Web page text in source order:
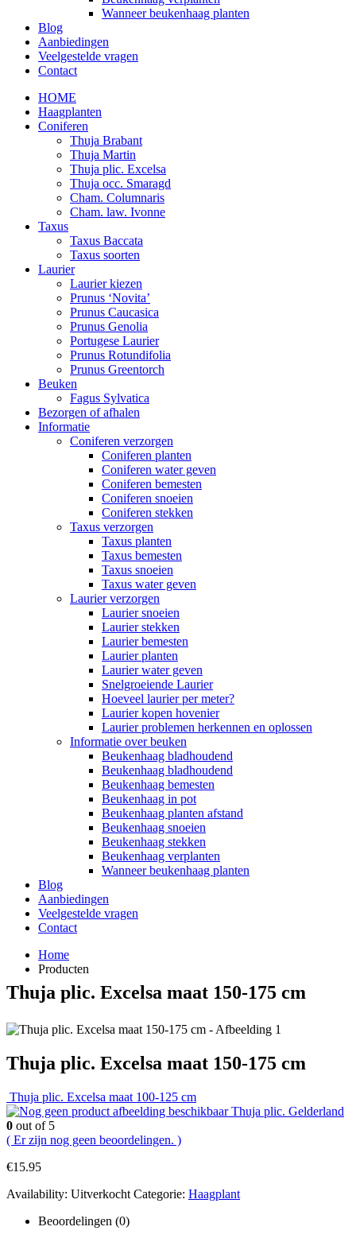
Wanneer beukenhaag planten
Blog
Aanbiedingen
Veelgestelde vragen
Contact
HOME
Haagplanten
Coniferen
Thuja Brabant
Thuja Martin
Thuja plic. Excelsa
Thuja occ. Smaragd
Cham. Columnaris
Cham. law. Ivonne
Taxus
Taxus Baccata
Taxus soorten
Laurier
Laurier kiezen
Prunus ‘Novita’
Prunus Caucasica
Prunus Genolia
Portugese Laurier
Prunus Rotundifolia
Prunus Greentorch
Beuken
Fagus Sylvatica
Bezorgen of afhalen
Informatie
Coniferen verzorgen
Coniferen planten
Coniferen water geven
Coniferen bemesten
Coniferen snoeien
Coniferen stekken
Taxus verzorgen
Taxus planten
Taxus bemesten
Taxus snoeien
Taxus water geven
Laurier verzorgen
Laurier snoeien
Laurier stekken
Laurier bemesten
Laurier planten
Laurier water geven
Snelgroeiende Laurier
Hoeveel laurier per meter?
Laurier kopen hovenier
Laurier problemen herkennen en oplossen
Informatie over beuken
Beukenhaag bladhoudend
Beukenhaag bladhoudend
Beukenhaag bemesten
Beukenhaag in pot
Beukenhaag planten afstand
Beukenhaag snoeien
Beukenhaag stekken
Beukenhaag verplanten
Wanneer beukenhaag planten
Blog
Aanbiedingen
Veelgestelde vragen
Contact
Home
Producten
Thuja plic. Excelsa maat 150-175 cm
Thuja plic. Excelsa maat 150-175 cm
Thuja plic. Excelsa maat 100-125 cm
Thuja plic. Gelderland
0 out of 5
( Er zijn nog geen beoordelingen. )
€15.95
Availability: Uitverkocht Categorie: Haagplant
Beoordelingen (0)